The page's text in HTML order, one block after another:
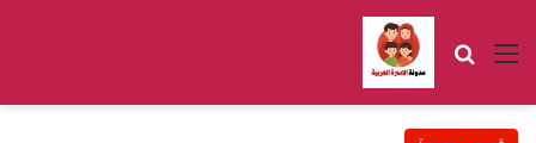
القائمة بحث عن